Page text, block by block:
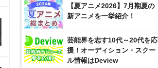
【夏アニメ2026】7月期夏の
新アニメを一挙紹介！
芸能界を志す10代～20代を応
援！オーディション・スクー
ル情報はDeview